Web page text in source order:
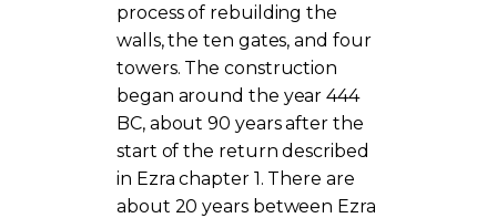
process of rebuilding the
walls, the ten gates, and four
towers. The construction
began around the year 444
BC, about 90 years after the
start of the return described
in Ezra chapter 1. There are
about 20 years between Ezra